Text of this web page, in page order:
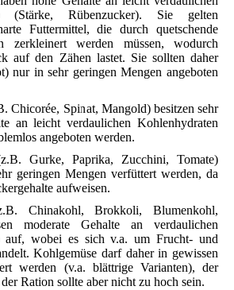
(Stärke, Rübenzucker). Sie gelten
Futtermittel, die durch quetschende
zerkleinert werden müssen, wodurch
auf den Zähen lastet. Sie sollten daher
nur in sehr geringen Mengen angeboten
Chicorée, Spinat, Mangold) besitzen sehr
an leicht verdaulichen Kohlenhydraten
angeboten werden.
Gurke, Paprika, Zucchini, Tomate)
geringen Mengen verfüttert werden, da
aufweisen.
Chinakohl, Brokkoli, Blumenkohl,
moderate Gehalte an verdaulichen
auf, wobei es sich v.a. um Frucht- und
Kohlgemüse darf daher in gewissen
werden (v.a. blättrige Varianten), der
Ration sollte aber nicht zu hoch sein.